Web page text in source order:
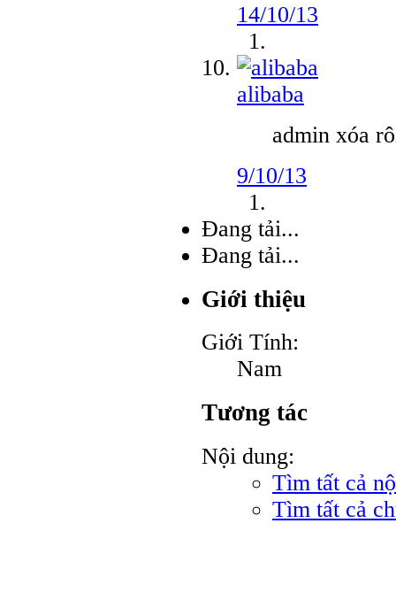
14/10/13
alibaba
admin xóa
9/10/13
Đang tải...
Đang tải...
Giới thiệu
Giới Tính:
Nam
Tương tác
Nội dung:
Tìm tất cả
Tìm tất cả